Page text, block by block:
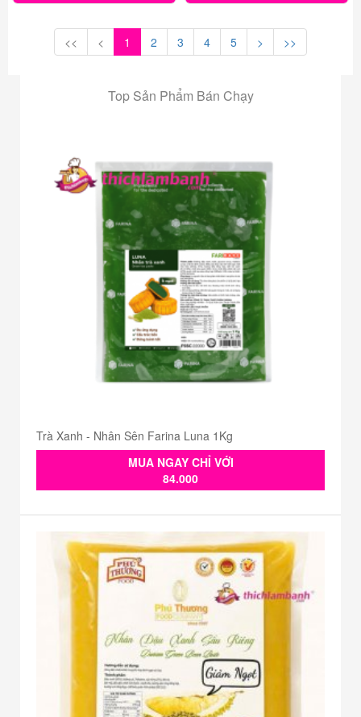
<< < 1 2 3 4 5 > >>
Top Sản Phẩm Bán Chạy
Trà Xanh - Nhân Sên Farina Luna 1Kg
MUA NGAY CHỈ VỚI
84.000